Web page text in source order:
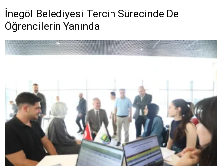
İnegöl Belediyesi Tercih Sürecinde De
Öğrencilerin Yanında